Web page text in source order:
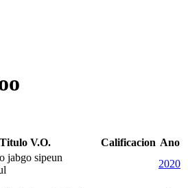
Titulo V.O. Calificacion Ano
jabgo sipeun
2020